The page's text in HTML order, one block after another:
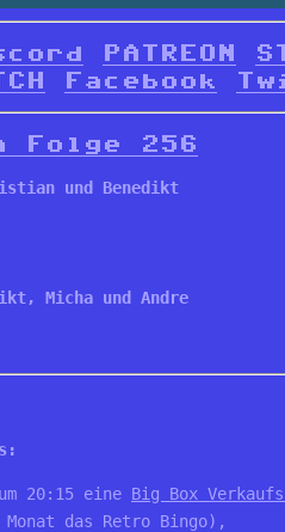
PATREON
Facebook
Folge 256
und Benedikt
Micha und Andre
20:15 eine Big Box
das Retro Bingo),